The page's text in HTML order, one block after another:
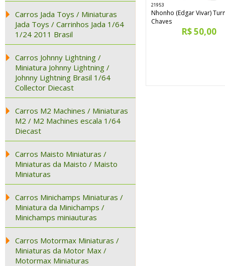
Carros Jada Toys / Miniaturas
Jada Toys / Carrinhos Jada 1/64
1/24 2011 Brasil
Carros Johnny Lightning /
Miniatura Johnny Lightning /
Johnny Lightning Brasil 1/64
Collector Diecast
Carros M2 Machines / Miniaturas
M2 / M2 Machines escala 1/64
Diecast
Carros Maisto Miniaturas /
Miniaturas da Maisto / Maisto
Miniaturas
Carros Minichamps Miniaturas /
Miniatura da Minichamps /
Minichamps miniauturas
Carros Motormax Miniaturas /
Miniaturas da Motor Max /
Motormax Miniaturas
21953
Nhonho (Edgar Vivar)
Chaves
R$ 50,00